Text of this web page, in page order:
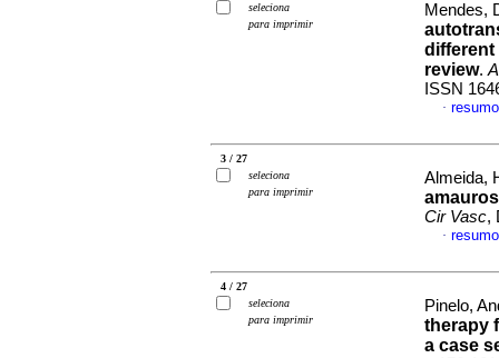
seleciona
para imprimir
Mendes,
different
review.
ISSN
·
3 / 27
seleciona
para imprimir
Almeida,
Cir Vasc,
·
4 / 27
seleciona
para imprimir
Pinelo,
therapy
a case